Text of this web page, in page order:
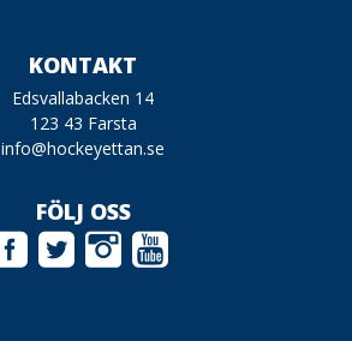
KONTAKT
Edsvallabacken 14
123 43 Farsta
info@hockeyettan.se
FÖLJ OSS